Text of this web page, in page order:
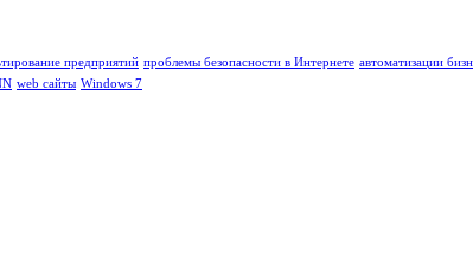
предприятий проблемы безопасности в Интернете автоматизации
web сайты Windows 7